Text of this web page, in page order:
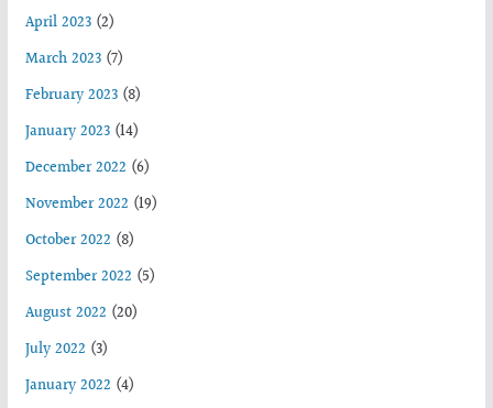
April 2023(2)
March 2023(7)
February 2023(8)
January 2023(14)
December 2022 (6)
November 2022 (19)
October 2022 (8)
September 2022 (5)
August 2022 (20)
July 2022 (3)
January 2022 (4)